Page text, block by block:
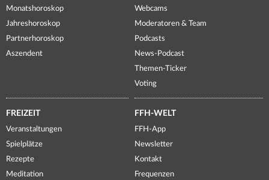
Monatshoroskop
Jahreshoroskop
Partnerhoroskop
Aszendent
Webcams
Moderatoren & Team
Podcasts
News-Podcast
Themen-Ticker
Voting
FREIZEIT
Veranstaltungen
Spielplätze
Rezepte
Meditation
FFH-WELT
FFH-App
Newsletter
Kontakt
Frequenzen